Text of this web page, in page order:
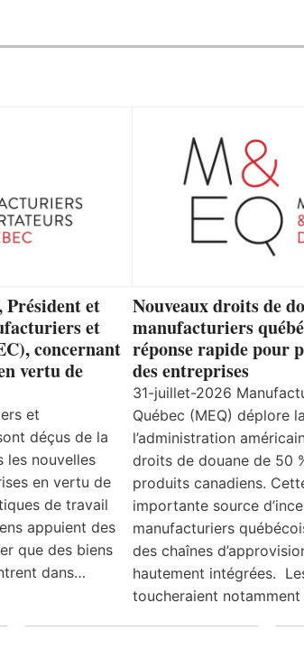
Président et
et
concernant
vertu de
et
déçus de la
les nouvelles
en vertu de
de travail
appuient des
que des biens
dans…
Nouveaux droits de
manufacturiers
réponse rapide pour
des entreprises
31-juillet-2026
Québec (MEQ) déplore
l’administration
droits de douane de 50
produits canadiens.
importante source
manufacturiers
des chaînes
hautement intégrées.
toucheraient